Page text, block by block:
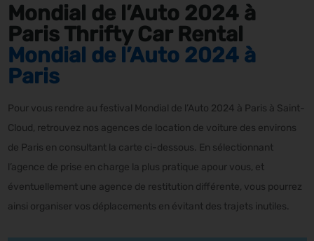
Mondial de l’Auto 2024 à
Paris Thrifty Car Rental
Mondial de l’Auto 2024 à
Paris
Pour vous rendre au festival Mondial de l’Auto 2024 à Paris à Saint-
Cloud, retrouvez nos agences de location de voiture des environs
de Paris en consultant la carte ci-dessous. En sélectionnant
l’agence de prise en charge la plus pratique apour vous, et
éventuellement une agence de restitution différente, vous pourrez
ainsi organiser vos déplacements en évitant des trajets inutiles.